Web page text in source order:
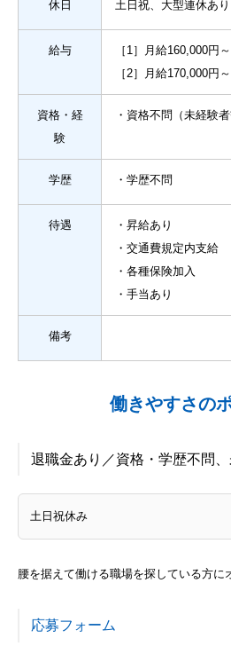
休日 土日祝、大型連休あ
給与
［1］月給160,000円～
［2］月給170,000円～
資格・経
験
・資格不問（未経験者
学歴 ・学歴不問
待遇
・昇給あり
・交通費規定内支給
・各種保険加入
・手当あり
備考
働きやすさの
退職金あり／資格・学歴不問、
土日祝休み
腰を据えて働ける職場を探している方に
応募フォーム